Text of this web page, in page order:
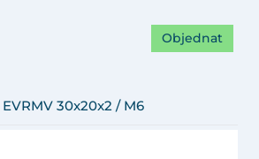
EVRMV 30x20x2 / M6
Objednat